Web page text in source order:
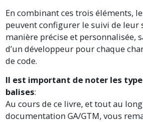
En combinant ces trois éléments,
peuvent configurer le suivi de leur
manière précise et personnalisée,
d’un développeur pour chaque
de code.
Il est important de noter les
balises:
Au cours de ce livre, et tout au
documentation GA/GTM, vous